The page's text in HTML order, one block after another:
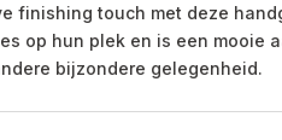
finishing touch met deze
op hun plek en is een mooie
bijzondere gelegenheid.